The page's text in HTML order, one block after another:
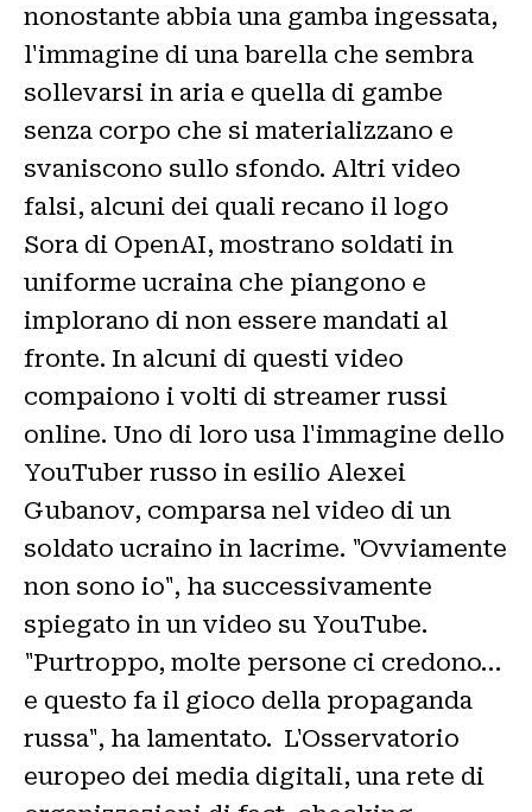
nonostante abbia una gamba ingessata,
l'immagine di una barella che sembra
sollevarsi in aria e quella di gambe
senza corpo che si materializzano e
svaniscono sullo sfondo. Altri video
falsi, alcuni dei quali recano il logo
Sora di OpenAI, mostrano soldati in
uniforme ucraina che piangono e
implorano di non essere mandati al
fronte. In alcuni di questi video
compaiono i volti di streamer russi
online. Uno di loro usa l'immagine dello
YouTuber russo in esilio Alexei
Gubanov, comparsa nel video di un
soldato ucraino in lacrime. "Ovviamente
non sono io", ha successivamente
spiegato in un video su YouTube.
"Purtroppo, molte persone ci credono…
e questo fa il gioco della propaganda
russa", ha lamentato. L'Osservatorio
europeo dei media digitali, una rete di